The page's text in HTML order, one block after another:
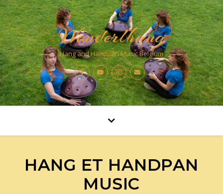
Wonderlhang
Hang and Handpan Music Belgium
HANG ET HANDPAN
MUSIC